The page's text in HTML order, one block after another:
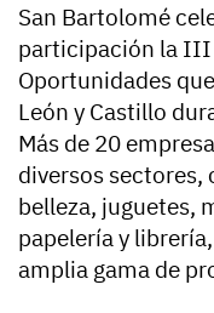
San Bartolomé
participación la III
Oportunidades
León y Castillo
Más de 20
diversos sectores,
belleza, juguetes,
papelería y
amplia gama de